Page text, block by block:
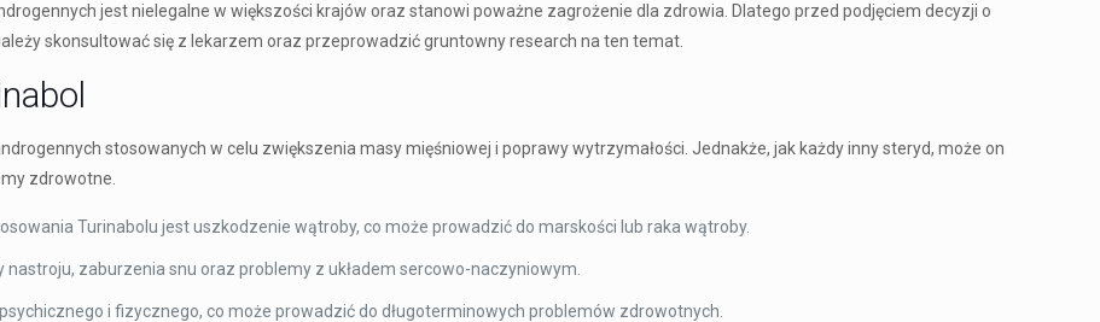
jest nielegalne w większości krajów oraz stanowi poważne zagrożenie dla zdrowia. Dlatego przed podjęciem decyzji o
skonsultować się z lekarzem oraz przeprowadzić gruntowny research na ten temat.
stosowanych w celu zwiększenia masy mięśniowej i poprawy wytrzymałości. Jednakże, jak każdy inny steryd, może on
zdrowotne.
Turinabolu jest uszkodzenie wątroby, co może prowadzić do marskości lub raka wątroby.
nastroju, zaburzenia snu oraz problemy z układem sercowo-naczyniowym.
i fizycznego, co może prowadzić do długoterminowych problemów zdrowotnych.